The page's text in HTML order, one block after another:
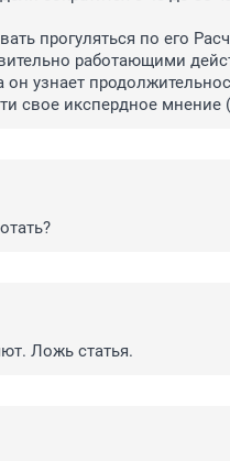
прогуляться по его
работающими
узнает
свое икспердное мнение
Ложь статья.